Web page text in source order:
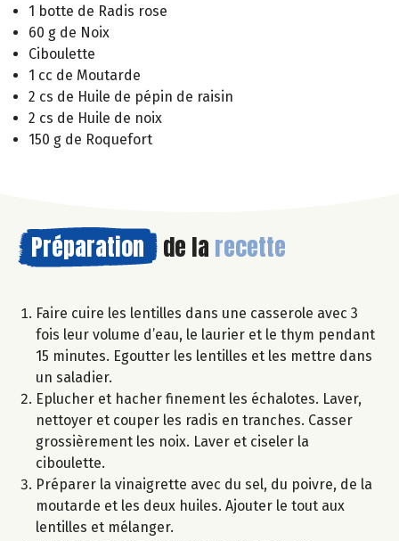
1 botte de Radis rose
60 g de Noix
Ciboulette
1 cc de Moutarde
2 cs de Huile de pépin de raisin
2 cs de Huile de noix
150 g de Roquefort
Préparation de la recette
Faire cuire les lentilles dans une casserole avec 3
fois leur volume d’eau, le laurier et le thym pendant
15 minutes. Egoutter les lentilles et les mettre dans
un saladier.
Eplucher et hacher finement les échalotes. Laver,
nettoyer et couper les radis en tranches. Casser
grossièrement les noix. Laver et ciseler la
ciboulette.
Préparer la vinaigrette avec du sel, du poivre, de la
moutarde et les deux huiles. Ajouter le tout aux
lentilles et mélanger.